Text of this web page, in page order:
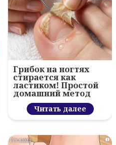
Грибок на ногтях
стирается как
ластиком! Простой
домашний метод
Читать далее
i